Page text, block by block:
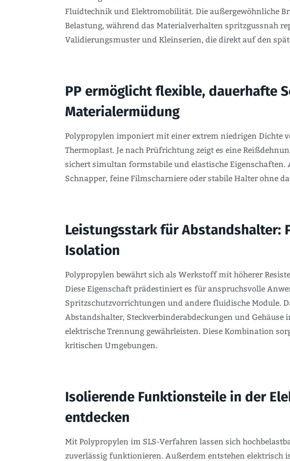
Fluidtechnik und Elektromobilität. Die außergewöhnliche
Belastung, während das Materialverhalten spritzgussnah
Validierungsmuster und Kleinserien, die direkt auf den
PP ermöglicht flexible, dauerhafte
Materialermüdung
Polypropylen imponiert mit einer extrem niedrigen Dichte
Thermoplast. Je nach Prüfrichtung zeigt es eine
sichert simultan formstabile und elastische
Schnapper, feine Filmscharniere oder stabile Halter ohne
Leistungsstark für Abstandshalter:
Isolation
Polypropylen bewährt sich als Werkstoff mit höherer
Diese Eigenschaft prädestiniert es für anspruchsvolle
Spritzschutzvorrichtungen und andere fluidische Module.
Abstandshalter, Steckverbinderabdeckungen und
elektrische Trennung gewährleisten. Diese Kombination
kritischen Umgebungen.
Isolierende Funktionsteile in der
entdecken
Mit Polypropylen im SLS-Verfahren lassen sich
zuverlässig funktionieren. Außerdem entstehen elektrisch